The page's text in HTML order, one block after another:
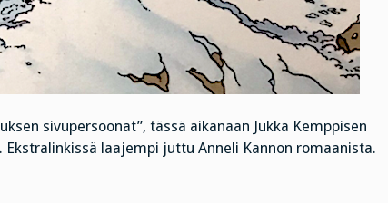
sivupersoonat”, tässä aikanaan Jukka Kemppisen
laajempi juttu Anneli Kannon romaanista.